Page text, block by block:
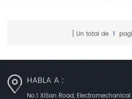
automóviles
Un total de 1
HABLA A :
No.1 XiSan Road,